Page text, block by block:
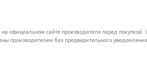
официальном сайте производителя перед
производителем без предварительного уведомления.